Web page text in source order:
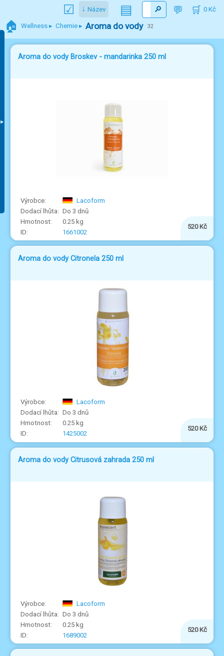
Aroma do vody Broskev - mandarinka 250 ml
Lacoform
Do 3 dnů
0.25 kg
1661002
520 Kč
Aroma do vody Citronela 250 ml
Lacoform
Do 3 dnů
0.25 kg
1425002
520 Kč
Aroma do vody Citrusová zahrada 250 ml
Lacoform
Do 3 dnů
0.25 kg
1689002
520 Kč
Název ▤ 0
🏠 Wellness Chemie Aroma do vody 32